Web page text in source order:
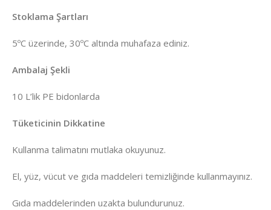
Stoklama Şartları
5ºC üzerinde, 30ºC altında muhafaza ediniz.
Ambalaj Şekli
10 L’lik PE bidonlarda
Tüketicinin Dikkatine
Kullanma talimatını mutlaka okuyunuz.
El, yüz, vücut ve gıda maddeleri temizliğinde kullanmayınız.
Gıda maddelerinden uzakta bulundurunuz.